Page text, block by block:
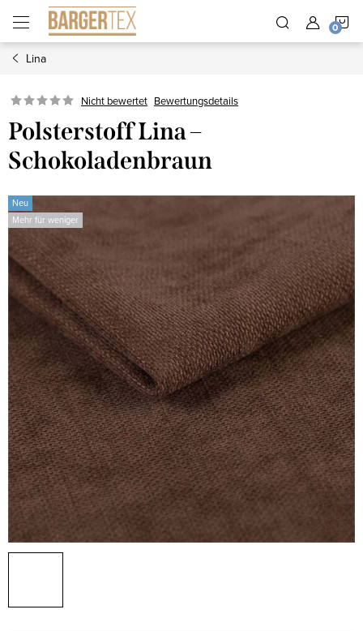
Inhalt
springen
Lina
Nicht bewertet Bewertungsdetails
Polsterstoff Lina –
Schokoladenbraun
Neu
Mehr für weniger